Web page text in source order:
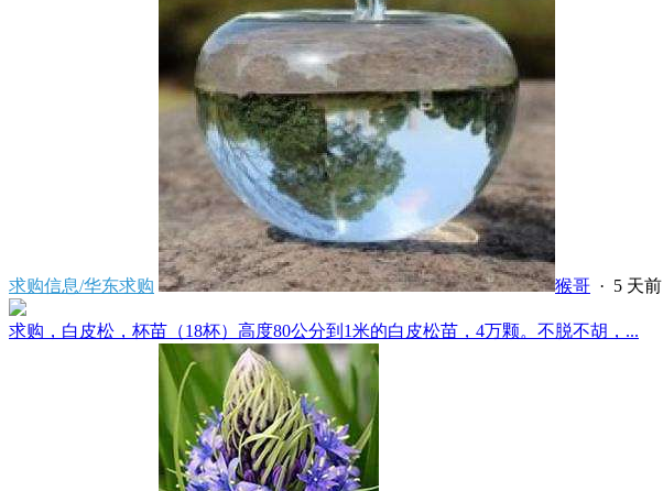
求购信息/华东求购 猴哥 · 5 天前
求购，白皮松，杯苗（18杯）高度80公分到1米的白皮松苗，4万颗。不脱不胡，...